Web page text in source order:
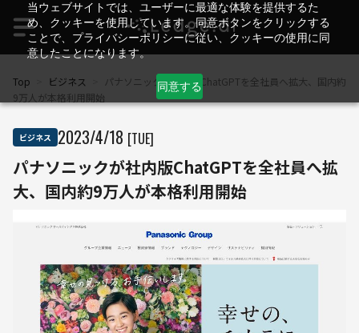
当ウェブサイトでは、ユーザーに最適な体験を提供するた
め、クッキーを使用しています。同意ボタンをクリックする
ことで、プライバシーポリシーに従い、クッキーの使用に同
意したことになります。
同意する
Top ビジネス
パナソニックが社内版ChatGPTを全社員へ拡大、国内約
9万人が本格利用開始
ビジネス 2023/4/18 [TUE]
パナソニックが社内版ChatGPTを全社員へ拡
大、国内約9万人が本格利用開始